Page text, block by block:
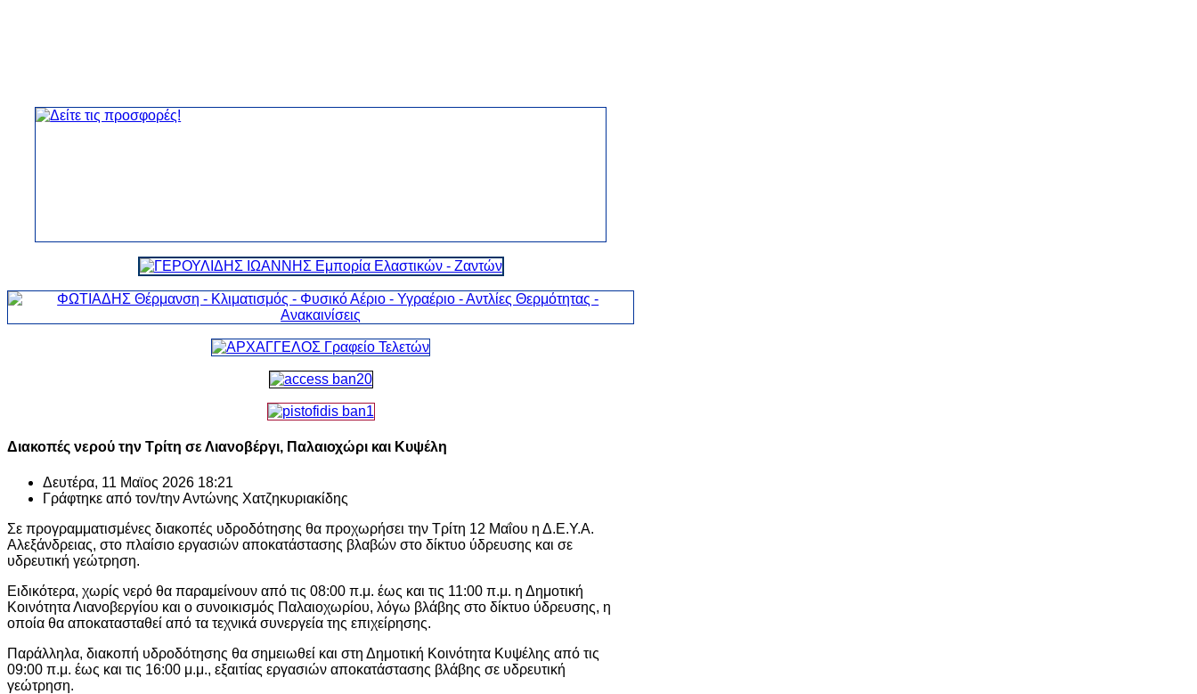
Διακοπές νερού την Τρίτη σε Λιανοβέργι, Παλαιοχώρι και Κυψέλη
Δευτέρα, 11 Μαϊος 2026 18:21
Γράφτηκε από τον/τηνΑντώνης Χατζηκυριακίδης
Σε προγραμματισμένες διακοπές υδροδότησης θα προχωρήσει την Τρίτη 12 Μαΐου η Δ.Ε.Υ.Α.
Αλεξάνδρειας, στο πλαίσιο εργασιών αποκατάστασης βλαβών στο δίκτυο ύδρευσης και σε
υδρευτική γεώτρηση.
Ειδικότερα, χωρίς νερό θα παραμείνουν από τις 08:00 π.μ. έως και τις 11:00 π.μ. η Δημοτική
Κοινότητα Λιανοβεργίου και ο συνοικισμός Παλαιοχωρίου, λόγω βλάβης στο δίκτυο ύδρευσης, η
οποία θα αποκατασταθεί από τα τεχνικά συνεργεία της επιχείρησης.
Παράλληλα, διακοπή υδροδότησης θα σημειωθεί και στη Δημοτική Κοινότητα Κυψέλης από τις
09:00 π.μ. έως και τις 16:00 μ.μ., εξαιτίας εργασιών αποκατάστασης βλάβης σε υδρευτική
γεώτρηση.